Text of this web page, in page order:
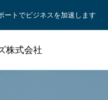
ートでビジネスを加速します
株式会社